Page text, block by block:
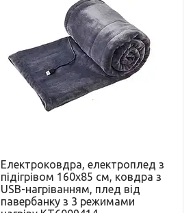
Електроковдра, електроплед з
підігрівом 160х85 см, ковдра з
USB-нагріванням, плед від
павербанку з 3 режимами